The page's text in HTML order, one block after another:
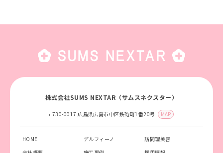
株式会社SUMS NEXTAR（サムスネクスター）
〒730-0017 広島県広島市中区鉄砲町1番20号 MAP
HOME デルフィーノ
訪問理美容